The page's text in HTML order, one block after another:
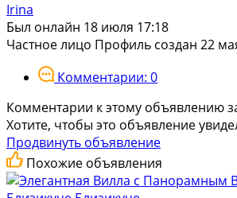
Irina
Был онлайн 18 июля 17:18
Частное лицо Профиль создан 22
Комментарии: 0
Комментарии к этому объявлению
Хотите, чтобы это объявление
Продвинуть объявление
Похожие объявления